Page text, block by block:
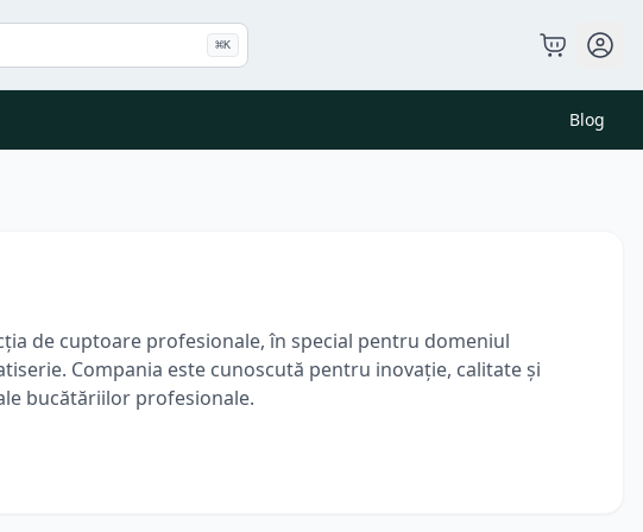
⌘K
Blog
de cuptoare profesionale, în special pentru domeniul
Compania este cunoscută pentru inovație, calitate și
bucătăriilor profesionale.